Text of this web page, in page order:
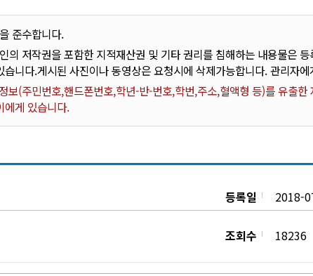
준수합니다.
의 저작권을 포함한 지적재산권 및 기타 권리를 침해하는 내용물은
니다.게시된 사진이나 동영상은 요청시에 삭제가능합니다. 관리자
(주민번호,핸드폰번호,학년-반-번호,학번,주소,혈액형 등)를 유출한
에게 있습니다.
등록일 2018-
조회수 18236